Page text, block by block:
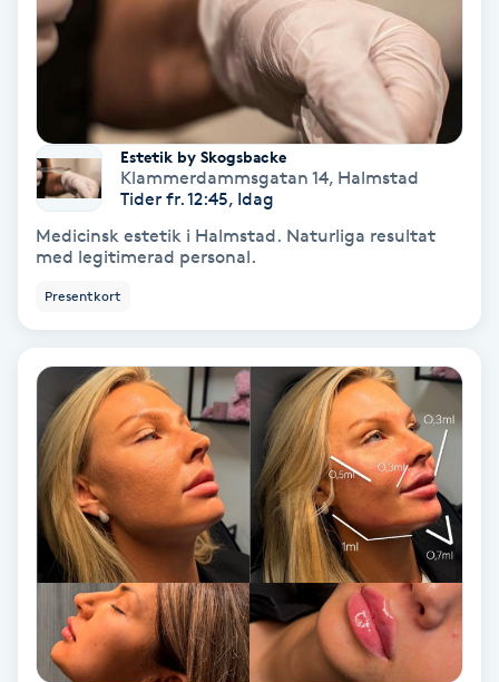
Klippning ungdom
Koppningsmassage
Kosmetisk tatuering
Kostrådgivning
Kroppsinpackning
Kroppspeeling
Käkledsbehandling
Kärlbehandling
Laserbehandling
Lashlift Keratin
Estetik by Skogsbacke
Klammerdammsgatan 14, Halmstad
Tider fr. 12:45, Idag
Medicinsk estetik i Halmstad. Naturliga resultat
med legitimerad personal.
Presentkort